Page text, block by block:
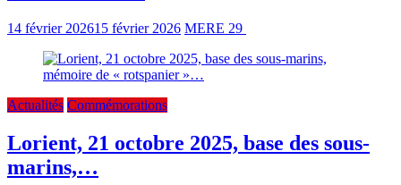
14 février 202615 février 2026 MERE 29
Actualités Commémorations
Lorient, 21 octobre 2025, base des sous-
marins,…